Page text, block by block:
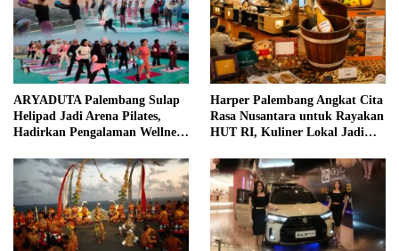
ARYADUTA Palembang Sulap
Helipad Jadi Arena Pilates,
Hadirkan Pengalaman Wellness
Harper Palembang Angkat Cita
Rasa Nusantara untuk Rayakan
HUT RI, Kuliner Lokal Jadi